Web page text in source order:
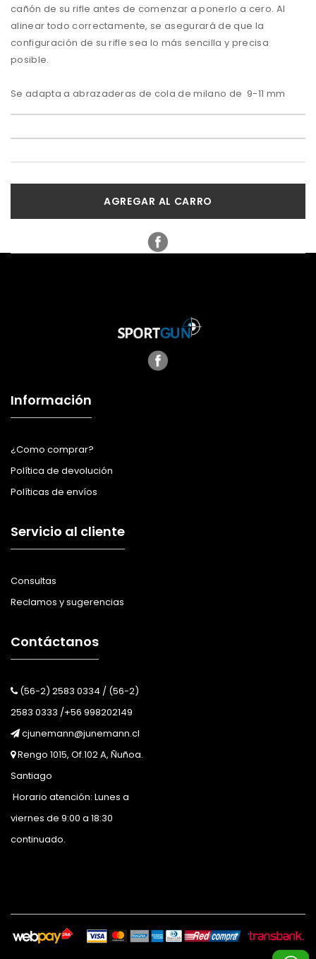
cañón de su rifle antes de comenzar a ponerlo a cero. Al
alinear todo correctamente, se asegurará de que la
configuración de su rifle sea lo más sencilla y precisa
posible.
Se adapta a abrazaderas de cola de milano de 9-11 mm
AGREGAR AL CARRO
Información
¿Como comprar?
Política de devolución
Políticas de envíos
Servicio al cliente
Consultas
Reclamos y sugerencias
Contáctanos
(56-2) 2583 0334 / (56-2)
2583 0333 /+56 998202149
cjunemann@junemann.cl
Rengo 1015, Of.102 A, Ñuñoa.
Santiago
Horario atención: Lunes a
viernes de 9:00 a 18:30
continuado.